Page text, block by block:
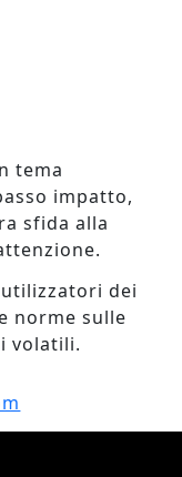
tema
impatto,
sfida alla
dei
norme sulle
volatili.